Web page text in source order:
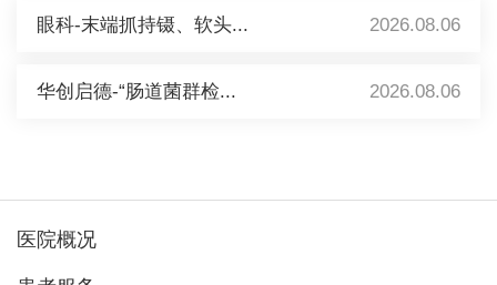
眼科-末端抓持镊、软头... 2026.08.06
华创启德-“肠道菌群检... 2026.08.06
医院概况